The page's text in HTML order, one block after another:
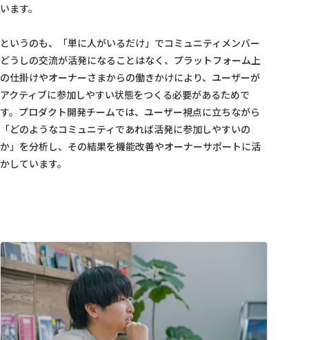
います。
というのも、「単に人がいるだけ」でコミュニティメンバー
どうしの交流が活発になることはなく、プラットフォーム上
の仕掛けやオーナーさまからの働きかけにより、ユーザーが
アクティブに参加しやすい状態をつくる必要があるためで
す。プロダクト開発チームでは、ユーザー視点に立ちながら
「どのようなコミュニティであれば活発に参加しやすいの
か」を分析し、その結果を機能改善やオーナーサポートに活
かしています。